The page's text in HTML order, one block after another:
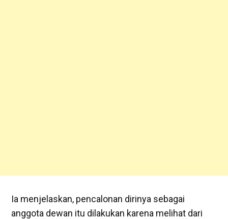
Ia menjelaskan, pencalonan dirinya sebagai
anggota dewan itu dilakukan karena melihat dari